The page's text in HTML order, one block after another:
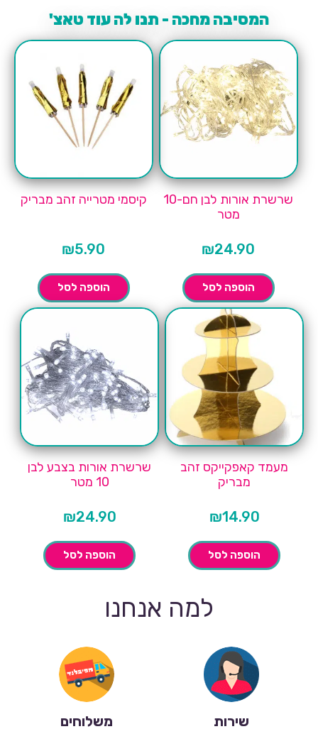
המסיבה מחכה - תנו לה עוד טאצ'
שרשרת אורות לבן חם-10
מטר
₪24.90
הוספה לסל
קיסמי מטרייה זהב מבריק
₪5.90
הוספה לסל
מעמד קאפקייקס זהב
מבריק
₪14.90
הוספה לסל
שרשרת אורות בצבע לבן
10 מטר
₪24.90
הוספה לסל
למה אנחנו
שירות משלוחים